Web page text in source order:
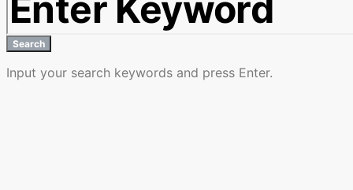
Search
Input your search keywords and press Enter.